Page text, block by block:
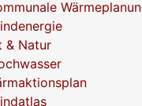
& Natur